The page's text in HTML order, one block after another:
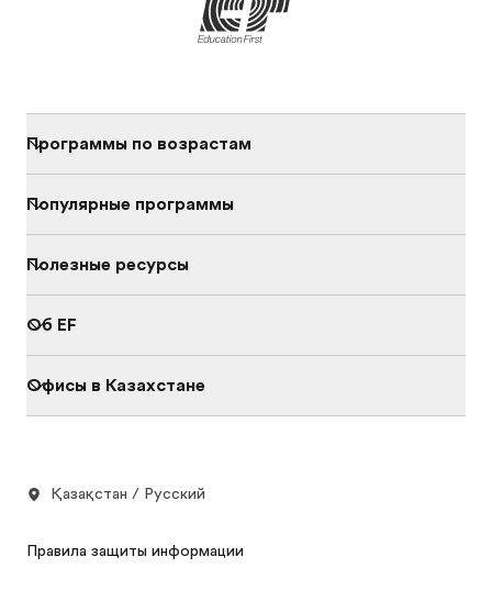
Программы по возрастам
Популярные программы
Полезные ресурсы
Об EF
Офисы в Казахстане
Қазақстан / Русский
Правила защиты информации